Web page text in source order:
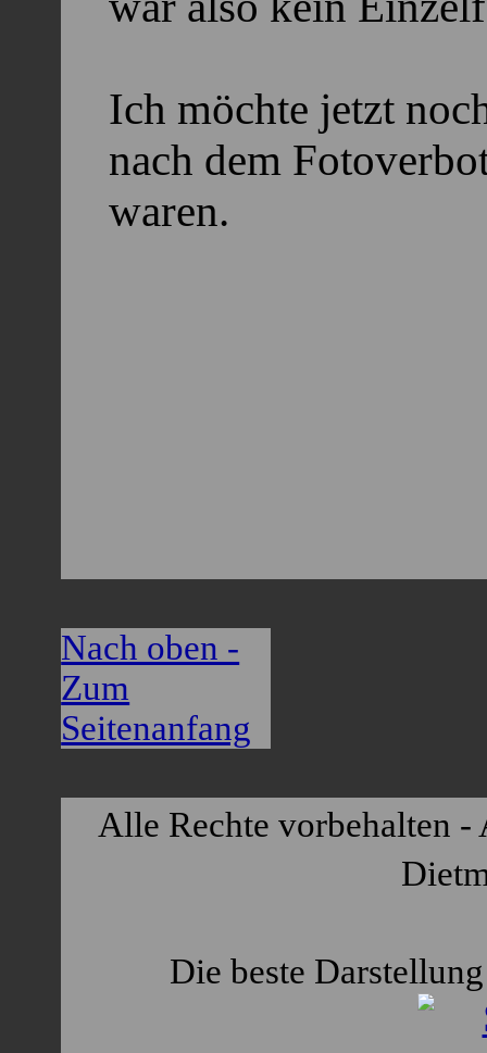
Ich möchte jetzt
nach dem
waren.
Nach oben -
Zum
Seitenanfang
Alle Rechte vorbehalten
Die beste